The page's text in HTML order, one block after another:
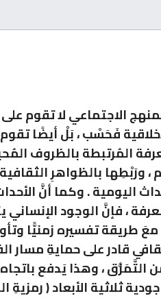
الاجتماعي لا تقوم على
فَحَسْب ، بَلْ أيضًا
المُرتبطة بالظروف
ورَبْطِها بالظواهرِ
اليومية . وكما أنَّ
، فإنَّ الوجود
طريقة تفسيره زمنيًّا
قادر على حمايةِ مسار
التَّمَزُّق ، وهذا يَدفع
ثلاثية الأبعاد ( رمزيةِ